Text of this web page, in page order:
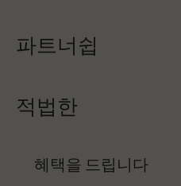
About Las Rozas Village
앱 다운로드
파트너쉽
파트너가되다
적법한
프리빌리지 약관
혜택을 드립니다